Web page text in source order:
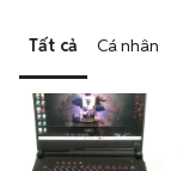
Tất cả Cá nhân